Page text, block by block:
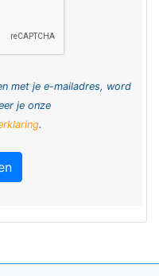
met je e-mailadres, word
je onze
.